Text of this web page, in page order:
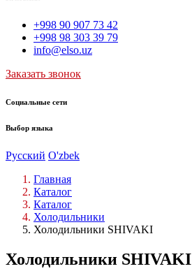
+998 90 907 73 42
+998 98 303 39 79
info@elso.uz
Заказать звонок
Социальные сети
Выбор языка
Русский O'zbek
Главная
Каталог
Каталог
Холодильники
Холодильники SHIVAKI
Холодильники SHIVAKI